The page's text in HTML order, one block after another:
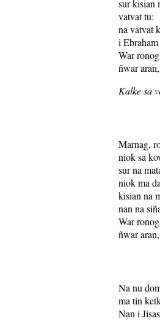
sur kisian
vatvat tu:
na vatvat
i
War
ñwar
Kalke sa
Marnag,
niok sa
sur na
niok ma
kisian na
nan na
War
ñwar
Na nu
ma tin
Nan i